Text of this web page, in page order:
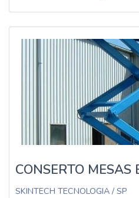
CONSERTO MESAS
SKINTECH TECNOLOGIA / SP